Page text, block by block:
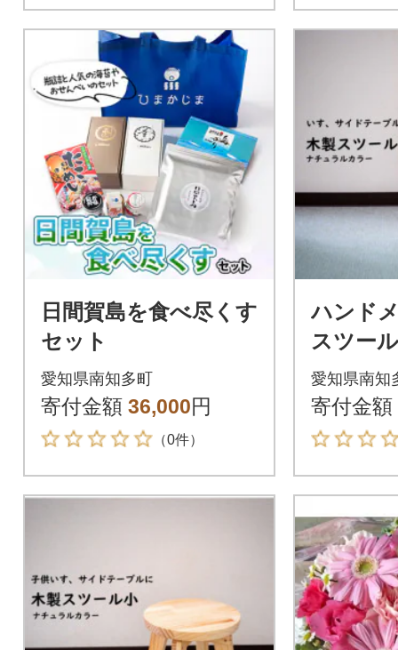
日間賀島を食べ尽くす
セット
愛知県南知多町
寄付金額 36,000円
（0件）
ハンド
スツー
チュラ
インテ
愛知県南知
寄付金額